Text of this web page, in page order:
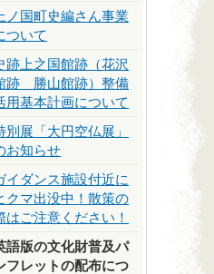
上ノ国町史編さん事業
ついて
跡上之国館跡（花沢
跡 勝山館跡）整備
用基本計画について
別展「大円空仏展」
お知らせ
イダンス施設付近に
クマ出没中！散策の
はご注意ください！
語版の文化財普及パ
フレットの配布につ